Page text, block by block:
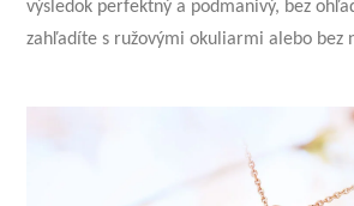
výsledok perfektný a podmanivý, bez
zahľadíte s ružovými okuliarmi alebo bez